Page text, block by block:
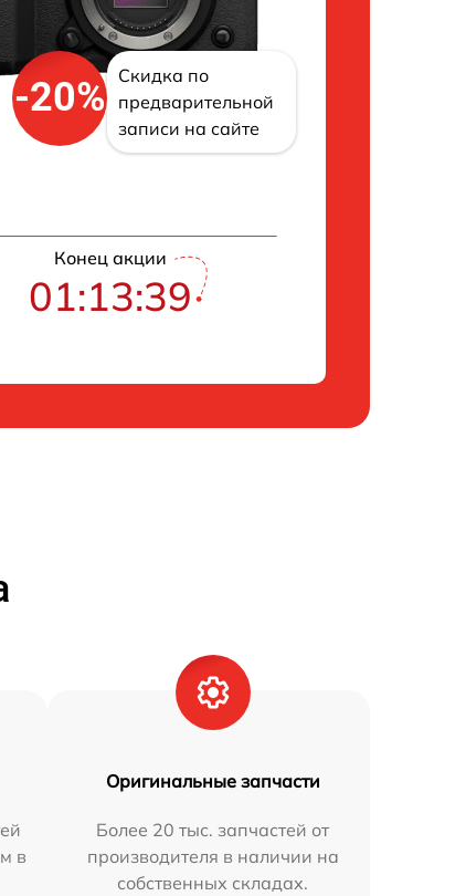
-20%
Скидка по
предварительной
записи на сайте
Конец акции
01:13:38
в
Оригинальные запчасти
Более 20 тыс. запчастей от
производителя в наличии на
собственных складах.